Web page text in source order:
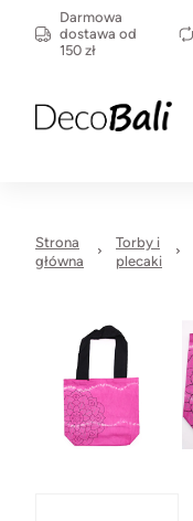
Darmowa
dostawa od
150 zł
Strona
główna
Torby i
plecaki